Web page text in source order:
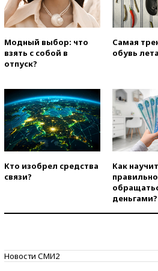
Модный выбор: что
взять с собой в
отпуск?
Самая
обувь
Кто изобрел средства
связи?
Как
правильно
деньгами?
Новости СМИ2